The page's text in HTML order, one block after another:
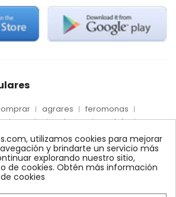
agrares
feromonas
precio palmera
quelato
amblyseius araña roja
alcornoques
conector
monitoreo ynject
fertinyect
ecologico
utilizamos cookies para mejorar
y brindarte un servicio más
explorando nuestro sitio,
de cookies. Obtén más información
cookies